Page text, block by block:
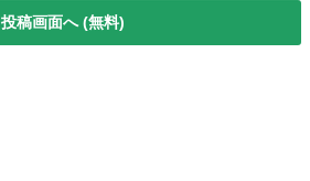
投稿画面へ (無料)